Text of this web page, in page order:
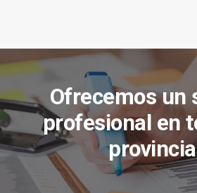
Ofrecemos un
profesional en